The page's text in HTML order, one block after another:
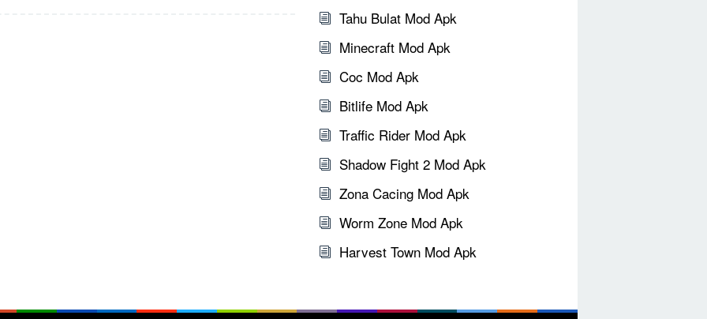
Tahu Bulat Mod Apk
Minecraft Mod Apk
Coc Mod Apk
Bitlife Mod Apk
Traffic Rider Mod Apk
Shadow Fight 2 Mod Apk
Zona Cacing Mod Apk
Worm Zone Mod Apk
Harvest Town Mod Apk